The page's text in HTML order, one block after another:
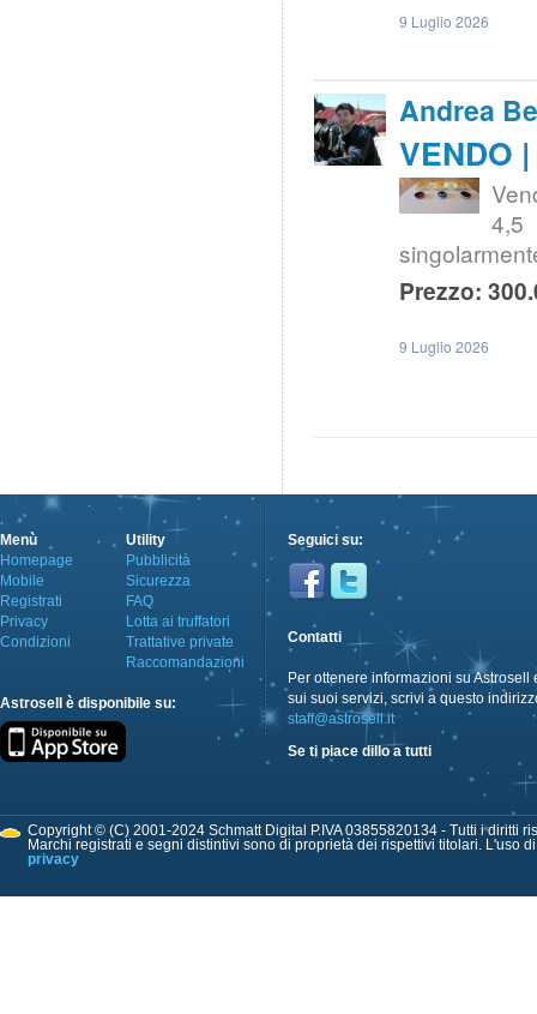
9 Luglio 2026
Andrea
VENDO
4,5
Prezzo:
9 Luglio 2026
Menù
Homepage
Mobile
Registrati
Privacy
Condizioni
Utility
Pubblicità
Sicurezza
FAQ
Lotta ai truffatori
Trattative private
Raccomandazioni
Astrosell è disponibile su:
Seguici su:
Contatti
Per ottenere informazioni su Astrosell
sui suoi servizi, scrivi a questo
staff@astrosell.it
Se ti piace dillo a tutti
Copyright © (C) 2001-2024 Schmatt Digital P.IVA 03855820134 - Tutti i diritti
Marchi registrati e segni distintivi sono di proprietà dei rispettivi titolari. L'uso
privacy